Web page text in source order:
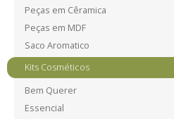
Peças em Cêramica
Peças em MDF
Saco Aromatico
Kits Cosméticos
Bem Querer
Essencial